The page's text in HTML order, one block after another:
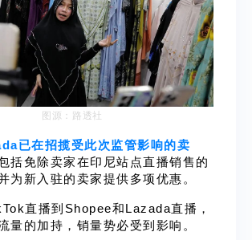
图源：路透社
已在招揽受此次监管影响的卖
括免除卖家在印尼站点直播销售的
为新入驻的卖家提供多项优惠。
直播到Shopee和Lazada直播，
量的加持，销量势必受到影响。